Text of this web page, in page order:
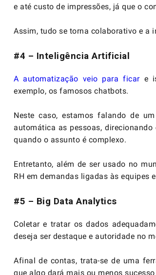
e até custo de impressões, já que o
Assim, tudo se torna colaborativo e a
#4 – Inteligência Artificial
A automatização veio para ficare
exemplo, os famosos chatbots.
Neste caso, estamos falando de
automática as pessoas,
quando o assunto é complexo.
Entretanto, além de ser usado no
RH em demandas ligadas às equipes
#5 – Big Data Analytics
Coletar e tratar os dados
deseja ser destaque e autoridade no
Afinal de contas, trata-se de uma
que algo dará mais ou menos